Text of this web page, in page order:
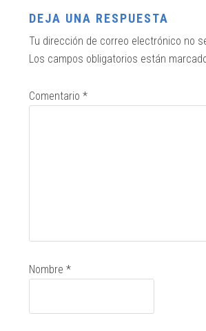
DEJA UNA RESPUESTA
Tu dirección de correo electrónico no
Los campos obligatorios están
Comentario*
Nombre*